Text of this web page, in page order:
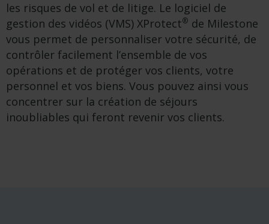
les risques de vol et de litige. Le logiciel de
gestion des vidéos (VMS) XProtect® de Milestone
vous permet de personnaliser votre sécurité, de
contrôler facilement l’ensemble de vos
opérations et de protéger vos clients, votre
personnel et vos biens. Vous pouvez ainsi vous
concentrer sur la création de séjours
inoubliables qui feront revenir vos clients.